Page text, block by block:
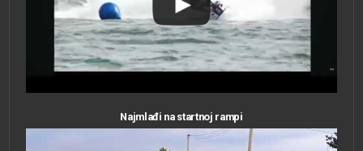
Najmlađi na startnoj rampi